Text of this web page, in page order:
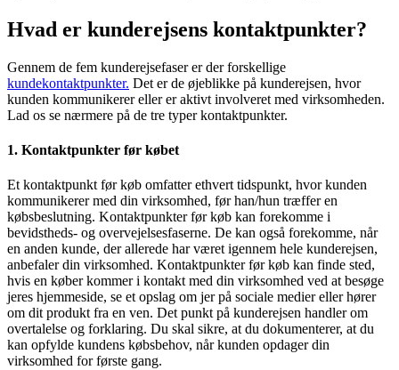
Hvad er kunderejsens kontaktpunkter?
Gennem de fem kunderejsefaser er der forskellige
kundekontaktpunkter. Det er de øjeblikke på kunderejsen, hvor
kunden kommunikerer eller er aktivt involveret med virksomheden.
Lad os se nærmere på de tre typer kontaktpunkter.
1. Kontaktpunkter før købet
Et kontaktpunkt før køb omfatter ethvert tidspunkt, hvor kunden
kommunikerer med din virksomhed, før han/hun træffer en
købsbeslutning. Kontaktpunkter før køb kan forekomme i
bevidstheds- og overvejelsesfaserne. De kan også forekomme, når
en anden kunde, der allerede har været igennem hele kunderejsen,
anbefaler din virksomhed. Kontaktpunkter før køb kan finde sted,
hvis en køber kommer i kontakt med din virksomhed ved at besøge
jeres hjemmeside, se et opslag om jer på sociale medier eller hører
om dit produkt fra en ven. Det punkt på kunderejsen handler om
overtalelse og forklaring. Du skal sikre, at du dokumenterer, at du
kan opfylde kundens købsbehov, når kunden opdager din
virksomhed for første gang.